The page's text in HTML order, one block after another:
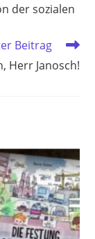
der sozialen
Beitrag
Herr Janosch!